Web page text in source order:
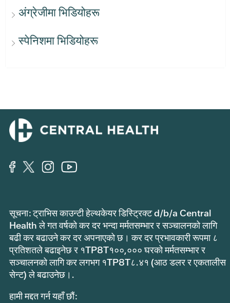
अंग्रेजीमा भिडियोहरू
स्पेनिशमा भिडियोहरू
सूचना: ट्राभिस काउन्टी हेल्थकेयर डिस्ट्रिक्ट d/b/a Central
Health ले गत वर्षको कर दर भन्दा मर्मतसम्भार र सञ्चालनको लागि
बढी कर बढाउने कर दर अपनाएको छ। कर दर प्रभावकारी रूपमा ८
प्रतिशतले बढाइनेछ र १TP8T१००,००० घरको मर्मतसम्भार र
सञ्चालनको लागि कर लगभग १TP8T८.४१ (आठ डलर र एकतालीस
सेन्ट) ले बढाउनेछ।.
हामी मद्दत गर्न यहाँ छौं: